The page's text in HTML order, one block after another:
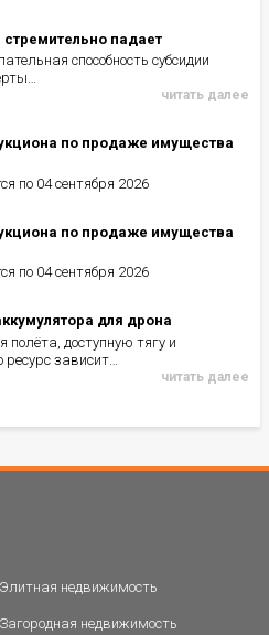
падает
способность субсидии
читать далее
по продаже имущества
по 04 сентября 2026
по продаже имущества
по 04 сентября 2026
для дрона
доступную тягу и
ресурс зависит…
читать далее
Элитная недвижимость
Загородная недвижимость